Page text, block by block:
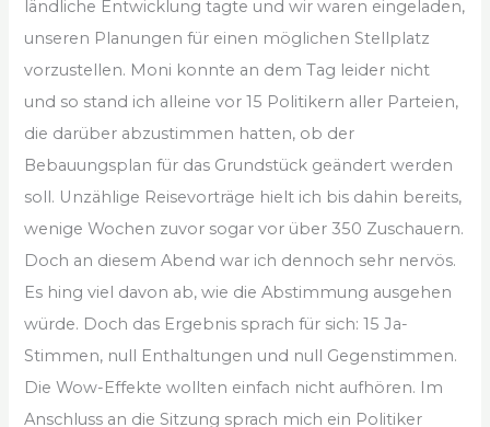
ländliche Entwicklung tagte und wir waren eingeladen,
unseren Planungen für einen möglichen Stellplatz
vorzustellen. Moni konnte an dem Tag leider nicht
und so stand ich alleine vor 15 Politikern aller Parteien,
die darüber abzustimmen hatten, ob der
Bebauungsplan für das Grundstück geändert werden
soll. Unzählige Reisevorträge hielt ich bis dahin bereits,
wenige Wochen zuvor sogar vor über 350 Zuschauern.
Doch an diesem Abend war ich dennoch sehr nervös.
Es hing viel davon ab, wie die Abstimmung ausgehen
würde. Doch das Ergebnis sprach für sich: 15 Ja-
Stimmen, null Enthaltungen und null Gegenstimmen.
Die Wow-Effekte wollten einfach nicht aufhören. Im
Anschluss an die Sitzung sprach mich ein Politiker